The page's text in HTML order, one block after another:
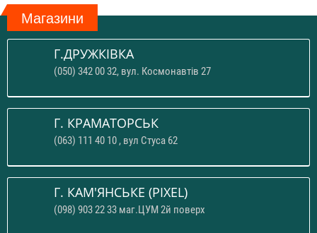
Магазини
Г.ДРУЖКІВКА
(050) 342 00 32, вул. Космонавтів 27
Г. КРАМАТОРСЬК
(063) 111 40 10 , вул Стуса 62
Г. КАМ'ЯНСЬКЕ (PIXEL)
(098) 903 22 33 маг.ЦУМ 2й поверх